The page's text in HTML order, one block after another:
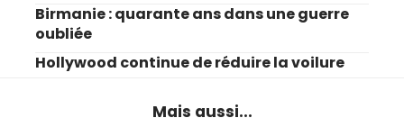
Birmanie : quarante ans dans une guerre
oubliée
Hollywood continue de réduire la voilure
Mais aussi...